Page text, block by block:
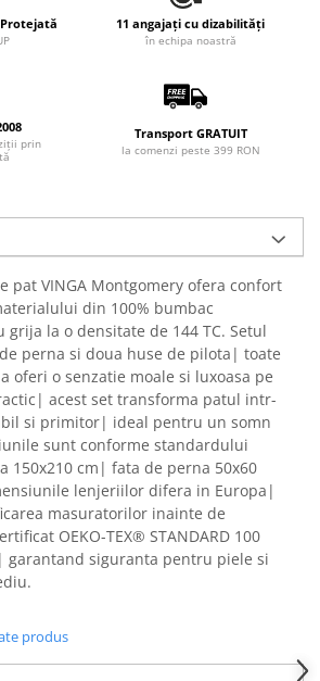
hartie si
suprafete,
masina
11 angajați cu dizabilități
în echipa noastră
prin
Transport GRATUIT
la comenzi peste 399 RON
pat VINGA Montgomery ofera confort
din 100% bumbac
la o densitate de 144 TC. Setul
perna si doua huse de pilota| toate
oferi o senzatie moale si luxoasa pe
acest set transforma patul intr-
si primitor| ideal pentru un somn
sunt conforme standardului
150x210 cm| fata de perna 50x60
lenjeriilor difera in Europa|
masuratorilor inainte de
OEKO-TEX® STANDARD 100
garantand siguranta pentru piele si
produs